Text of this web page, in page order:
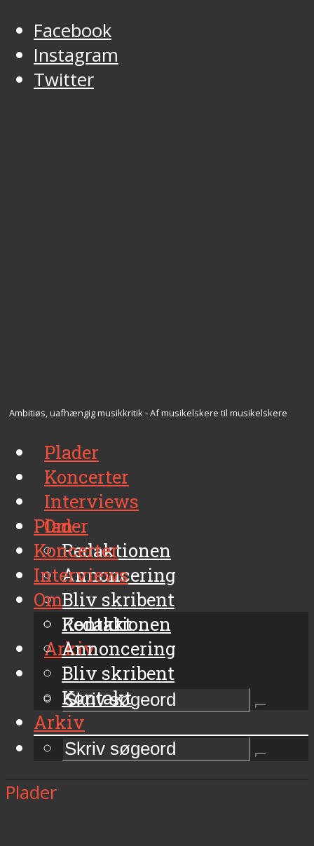
Facebook
Instagram
Twitter
Ambitiøs, uafhængig musikkritik - Af musikelskere til musikelskere
Plader
Koncerter
Interviews
Om
Redaktionen
Annoncering
Bliv skribent
Kontakt
Arkiv
Plader
Koncerter
Interviews
Om
Redaktionen
Annoncering
Bliv skribent
Kontakt
Arkiv
Plader